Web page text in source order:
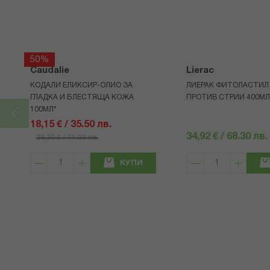
50%
Caudalie
КОДАЛИ ЕЛИКСИР-ОЛИО ЗА
ГЛАДКА И БЛЕСТЯЩА КОЖА
100МЛ*
18,15 € / 35.50 лв.
36,30 € / 71.00 лв.
КУПИ
Lierac
ЛИЕРАК ФИТОЛАСТИЛ
ПРОТИВ СТРИИ 400МЛ
34,92 € / 68.30 лв.